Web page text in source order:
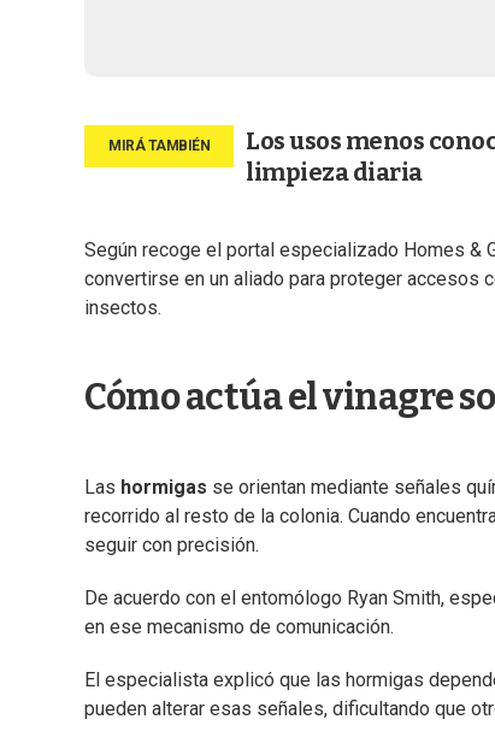
Los usos menos
limpieza diaria
Según recoge el portal especializado Homes &
convertirse en un aliado para proteger accesos
insectos.
Cómo actúa el vinagre
Las hormigas se orientan mediante señales
recorrido al resto de la colonia. Cuando
seguir con precisión.
De acuerdo con el entomólogo Ryan Smith,
en ese mecanismo de comunicación.
El especialista explicó que las hormigas
pueden alterar esas señales, dificultando que